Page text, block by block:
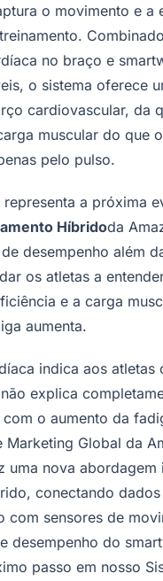
o movimento e a
no braço e
o sistema oferece
cardiovascular, da
muscular do que o
pelo pulso.
representa a próxima
Híbridoda
desempenho além
os atletas a
e a carga
aumenta.
indica aos atletas
explica
o aumento da
Marketing Global da
uma nova abordagem
conectando
com sensores de
desempenho do
passo em nosso